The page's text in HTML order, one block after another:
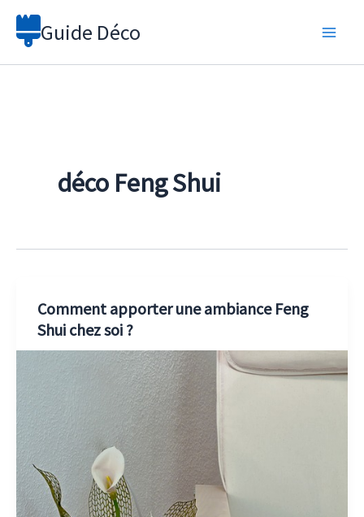
Aller
Guide Déco
déco Feng Shui
Comment apporter une ambiance Feng
Shui chez soi ?